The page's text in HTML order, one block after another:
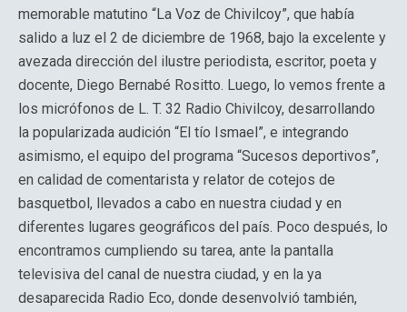
memorable matutino “La Voz de Chivilcoy”, que había
salido a luz el 2 de diciembre de 1968, bajo la excelente y
avezada dirección del ilustre periodista, escritor, poeta y
docente, Diego Bernabé Rositto. Luego, lo vemos frente a
los micrófonos de L. T. 32 Radio Chivilcoy, desarrollando
la popularizada audición “El tío Ismael”, e integrando
asimismo, el equipo del programa “Sucesos deportivos”,
en calidad de comentarista y relator de cotejos de
basquetbol, llevados a cabo en nuestra ciudad y en
diferentes lugares geográficos del país. Poco después, lo
encontramos cumpliendo su tarea, ante la pantalla
televisiva del canal de nuestra ciudad, y en la ya
desaparecida Radio Eco, donde desenvolvió también,